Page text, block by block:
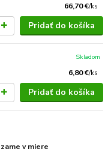
66,70 €/ks
Pridať do košíka
6,80 €/ks
Skladom
Pridať do košíka
v miere